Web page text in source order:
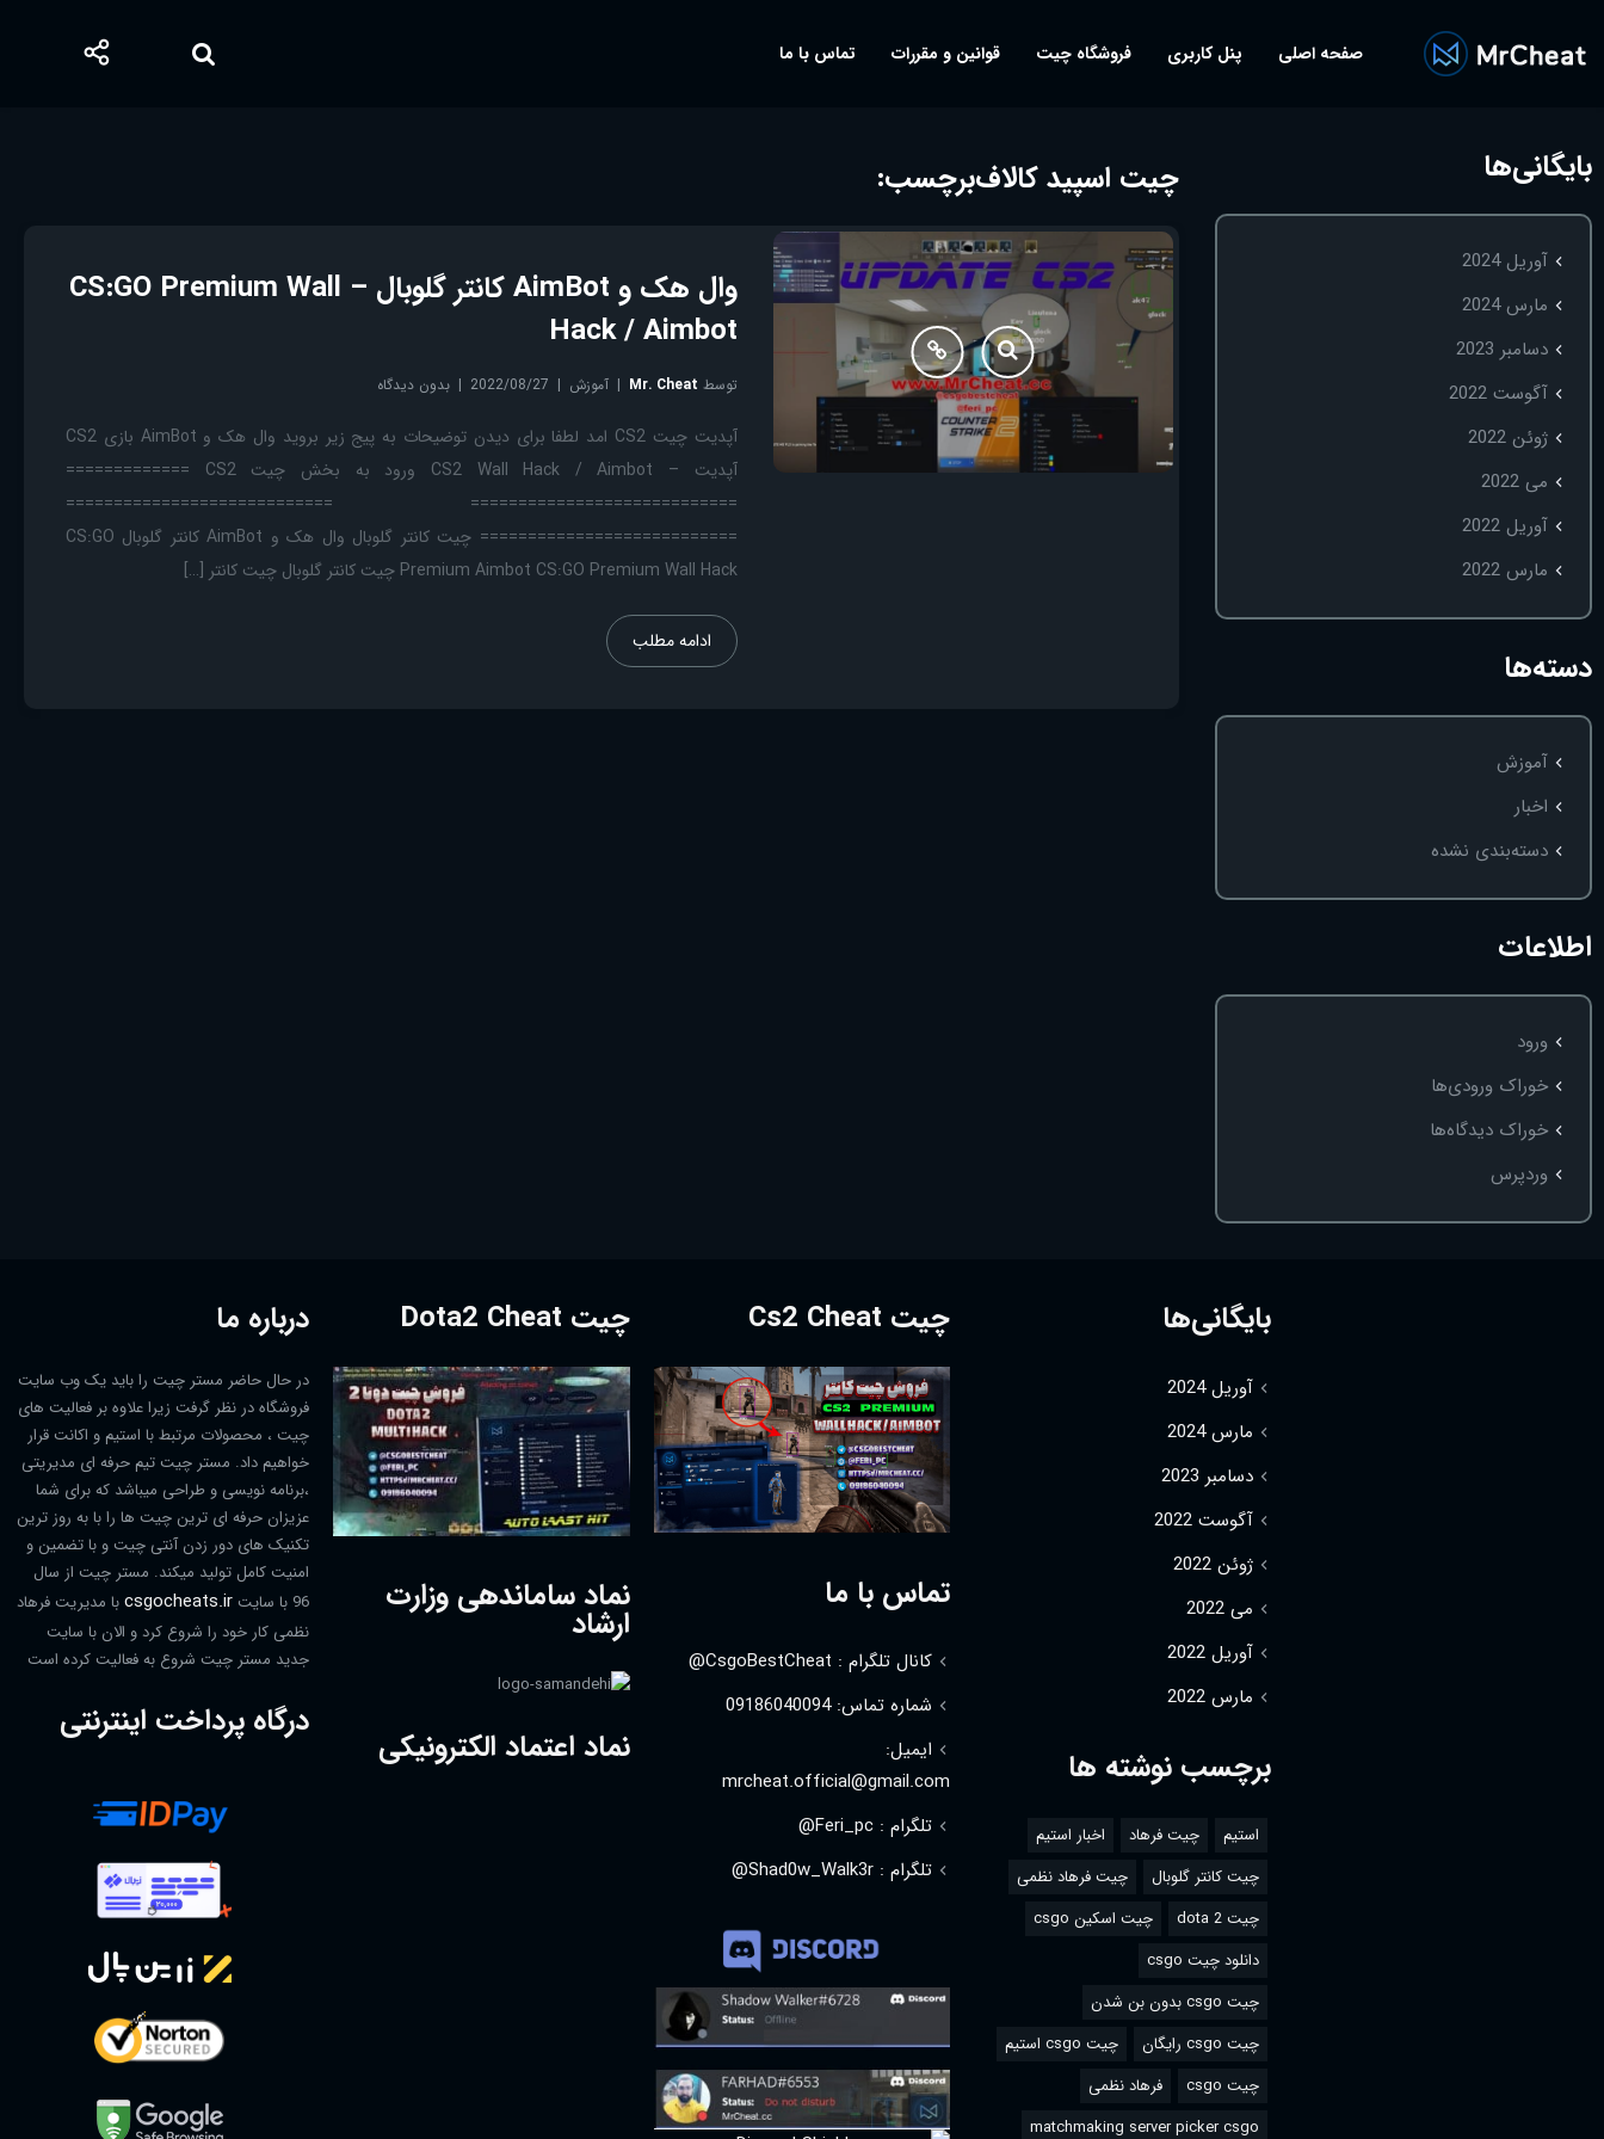
صفحه اصلی پنل کاربری فروشگاه چیت قوانین و مقررات تماس با ما
بایگانی‌ها
آوریل 2024
مارس 2024
دسامبر 2023
آگوست 2022
ژوئن 2022
می 2022
آوریل 2022
مارس 2022
دسته‌ها
آموزش
اخبار
دسته‌بندی نشده
اطلاعات
ورود
خوراک ورودی‌ها
خوراک دیدگاه‌ها
وردپرس
برچسب:چیت اسپید کالاف
وال هک و AimBot کانتر گلوبال – CS:GO Premium Wall
Hack / Aimbot
توسط Mr. Cheat آموزش 2022/08/27 بدون دیدگاه
آپدیت چیت CS2 امد لطفا برای دیدن توضیحات به پیج زیر بروید وال هک و AimBot بازی CS2
آپدیت – CS2 Wall Hack / Aimbot ورود به بخش چیت CS2 =============
============================ ============================
=========================== چیت کانتر گلوبال وال هک و AimBot کانتر گلوبال CS:GO
Premium Aimbot CS:GO Premium Wall Hack چیت کانتر گلوبال چیت کانتر […]
ادامه مطلب
بایگانی‌ها
آوریل 2024
مارس 2024
دسامبر 2023
آگوست 2022
ژوئن 2022
می 2022
آوریل 2022
مارس 2022
برچسب نوشته ها
استیم چیت فرهاد
اخبار استیم
چیت کانتر گلوبال
چیت فرهاد نظمی
چیت dota 2
چیت اسکین csgo
دانلود چیت csgo
چیت csgo بدون بن شدن
چیت csgo رایگان
چیت csgo استیم
چیت csgo
فرهاد نظمی
matchmaking server picker csgo
چیت Cs2 Cheat
تماس با ما
کانال تلگرام : CsgoBestCheat@
شماره تماس: 09186040094
ایمیل:
mrcheat.official@gmail.com
تلگرام : Feri_pc@
تلگرام : Shad0w_Walk3r@
چیت Dota2 Cheat
نماد ساماندهی وزارت
ارشاد
نماد اعتماد الکترونیکی
درباره ما
در حال حاضر مستر چیت را باید یک وب سایت
فروشگاه در نظر گرفت زیرا علاوه بر فعالیت های
چیت ، محصولات مرتبط با استیم و اکانت قرار
خواهیم داد. مستر چیت تیم حرفه ای مدیریتی
،برنامه نویسی و طراحی میباشد که برای شما
عزیزان حرفه ای ترین چیت ها را با به روز ترین
تکنیک های دور زدن آنتی چیت و با تضمین و
امنیت کامل تولید میکند. مستر چیت از سال
96 با سایت
csgocheats.irبا مدیریت فرهاد
نظمی کار خود را شروع کرد و الان با سایت
جدید مستر چیت شروع به فعالیت کرده است
درگاه پرداخت اینترنتی